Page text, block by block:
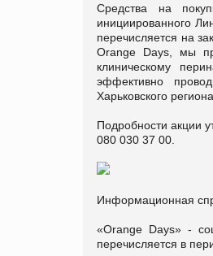
Средства на
инициированного
перечисляется на
Orange Days, мы
клиническому
эффективно
Харьковского
Подробности акции
080 030 37 00.
Информационная
«Orange Days» -
перечисляется в